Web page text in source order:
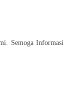
Semoga Informasi